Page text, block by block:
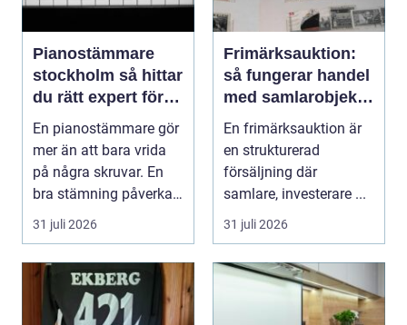
Pianostämmare
stockholm så hittar
du rätt expert för
ditt piano
En pianostämmare gör
mer än att bara vrida
på några skruvar. En
bra stämning påverkar
hur pianot låt...
31 juli 2026
Frimärksauktion:
så fungerar handel
med samlarobjekt i
praktiken
En frimärksauktion är
en strukturerad
försäljning där
samlare, investerare ...
31 juli 2026